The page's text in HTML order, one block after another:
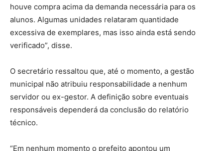
houve compra acima da demanda necessária para os
alunos. Algumas unidades relataram quantidade
excessiva de exemplares, mas isso ainda está sendo
verificado”, disse.
O secretário ressaltou que, até o momento, a gestão
municipal não atribuiu responsabilidade a nenhum
servidor ou ex-gestor. A definição sobre eventuais
responsáveis dependerá da conclusão do relatório
técnico.
“Em nenhum momento o prefeito apontou um